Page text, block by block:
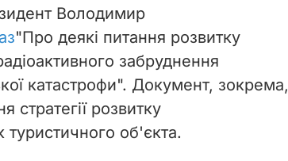
Володимир
"Про деякі питання розвитку
забруднення
катастрофи". Документ, зокрема,
стратегії розвитку
туристичного об'єкта.